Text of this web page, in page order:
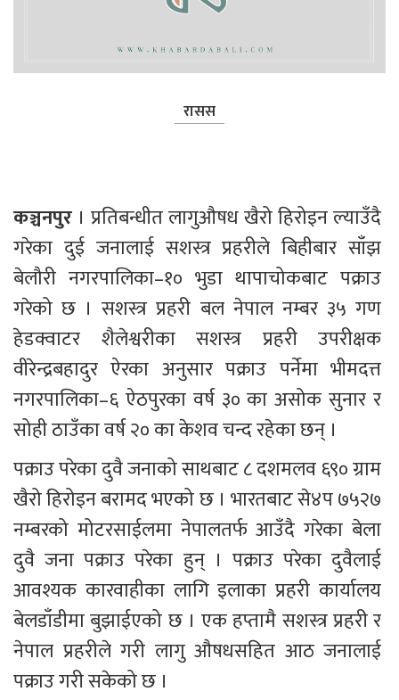
रासस
कञ्चनपुर । प्रतिबन्धीत लागुऔषध खैरो हिरोइन ल्याउँदै
गरेका दुई जनालाई सशस्त्र प्रहरीले बिहीबार साँझ
बेलौरी नगरपालिका–१० भुडा थापाचोकबाट पक्राउ
गरेको छ । सशस्त्र प्रहरी बल नेपाल नम्बर ३५ गण
हेडक्वाटर शैलेश्वरीका सशस्त्र प्रहरी उपरीक्षक
वीरेन्द्रबहादुर ऐरका अनुसार पक्राउ पर्नेमा भीमदत्त
नगरपालिका–६ ऐठपुरका वर्ष ३० का असोक सुनार र
सोही ठाउँका वर्ष २० का केशव चन्द रहेका छन् ।
पक्राउ परेका दुवै जनाको साथबाट ८ दशमलव ६९० ग्राम
खैरो हिरोइन बरामद भएको छ । भारतबाट से४प ७५२७
नम्बरको मोटरसाईलमा नेपालतर्फ आउँदै गरेका बेला
दुवै जना पक्राउ परेका हुन् । पक्राउ परेका दुवैलाई
आवश्यक कारवाहीका लागि इलाका प्रहरी कार्यालय
बेलडाँडीमा बुझाईएको छ । एक हप्तामै सशस्त्र प्रहरी र
नेपाल प्रहरीले गरी लागु औषधसहित आठ जनालाई
पक्राउ गरी सकेको छ ।